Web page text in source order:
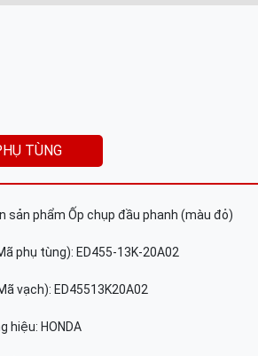
TÙNG
sản phẩm Ốp chụp đầu phanh (màu đỏ)
phụ tùng): ED455-13K-20A02
vạch): ED45513K20A02
hiệu: HONDA